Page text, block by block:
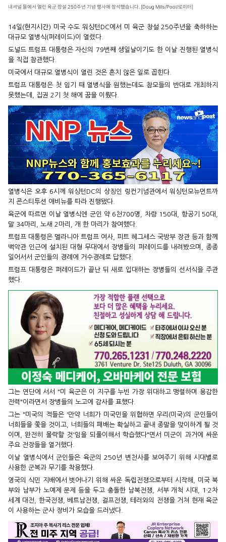
내셔널 몰에서 열린 육군 창설 250주년 기념 행사에 참석했습니다. [Doug Mills/Pool/로이터]
14일(현지시간) 미국 수도 워싱턴DC에서 미 육군 창설 250주년을 축하하는
대규모 열병식(퍼레이드)이 열렸다.
도널드 트럼프 대통령은 자신의 79번째 생일날이기도 한 이날 진행된 열병식
을 직접 참관했다.
미국에서 대규모 열병식이 열린 것은 흔치 않은 일로 꼽힌다.
트럼프 대통령은 첫 임기 때 열병식을 원했는데도 참모들의 반대로 개최하지
못했는데, 집권 2기 첫 해에 꿈을 이뤘다.
열병식은 오후 6시께 워싱턴DC의 상징인 링컨기념관에서 워싱턴모뉴먼트까
지 콘스티투션 애비뉴를 따라 진행됐다.
육군에 따르면 이날 열병식엔 군인 약 6천700명, 차량 150대, 항공기 50대,
말 34마리, 노새 2마리, 개 한 마리가 참여했다.
트럼프 대통령은 멜라니아 트럼프 여사, 피트 헤그세스 국방부 장관 등과 함께
백악관 인근에 설치된 대형 무대에서 장병들의 퍼레이드를 내려봤으며, 종종
일어서서 군인들의 경례에 거수경례로 답했다.
트럼프 대통령은 퍼레이드가 끝난 뒤 새로 입대하는 장병들의 선서식을 주관
했다.
그는 연단에 서서 "미 육군은 이 지구를 누빈 가장 위대하고 맹렬하며 용감한
전력"이라면서 장병들의 노고에 감사를 표했다.
그는 "미국의 적들은 '만약 너희가 미국민을 위협하면 우리(미국)의 군인들이
너희들을 쫓을 것이고, 너희들의 패배는 확실하고 끝내 종말을 맞이하게 될 것
이며, 완전히 몰락할 것'임을 되풀이해서 학습했다"면서 미군이 과거에 싸운
주요 전장들을 열거했다.
이날 열병식에서 군인들은 육군의 250년 변천사를 보여주기 위해 시대별로
사용한 군복과 무기를 착용했다.
영국의 식민 지배에서 벗어나기 위해 싸운 독립전쟁으로부터 시작해, 미국 북
부와 남부가 노예제 문제 등을 두고 충돌한 남북전쟁, 서부 개척 시대, 1·2차
세계 대전, 한국전쟁, 베트남전쟁, 걸프전쟁, 테러와의 전쟁을 거쳐 현재 육군
이 사용하는 군사 장비가 모습을 드러냈다.